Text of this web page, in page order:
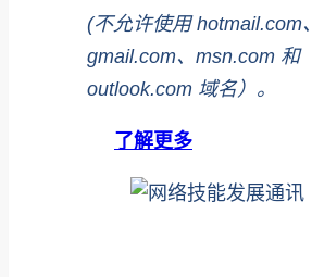
(不允许使用 hotmail.com、
gmail.com、msn.com 和
outlook.com 域名）。
了解更多